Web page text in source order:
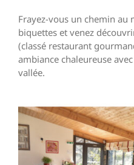
Frayez-vous un chemin
biquettes et venez
(classé restaurant
ambiance chaleureuse
vallée.